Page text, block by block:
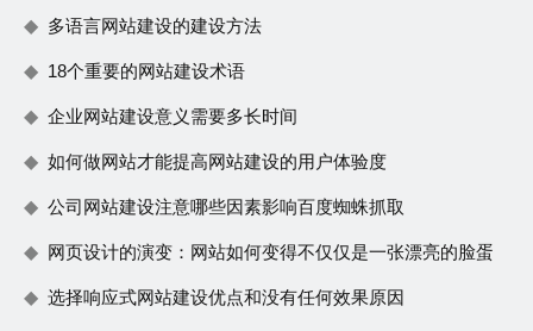
多语言网站建设的建设方法
18个重要的网站建设术语
企业网站建设意义需要多长时间
如何做网站才能提高网站建设的用户体验度
公司网站建设注意哪些因素影响百度蜘蛛抓取
网页设计的演变：网站如何变得不仅仅是一张漂亮的脸蛋
选择响应式网站建设优点和没有任何效果原因